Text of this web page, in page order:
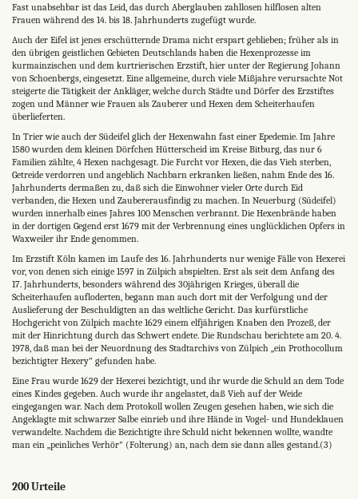
Fast unabsehbar ist das Leid, das durch Aberglauben zahllosen hilflosen alten
Frauen während des 14. bis 18. Jahrhunderts zugefügt wurde.
Auch der Eifel ist jenes erschütternde Drama nicht erspart geblieben; früher als in
den übrigen geistlichen Gebieten Deutschlands haben die Hexenprozesse im
kurmainzischen und dem kurtrierischen Erzstift, hier unter der Regierung Johann
von Schoenbergs, eingesetzt. Eine allgemeine, durch viele Mißjahre verursachte Not
steigerte die Tätigkeit der Ankläger, welche durch Städte und Dörfer des Erzstiftes
zogen und Männer wie Frauen als Zauberer und Hexen dem Scheiterhaufen
überlieferten.
In Trier wie auch der Südeifel glich der Hexenwahn fast einer Epedemie. Im Jahre
1580 wurden dem kleinen Dörfchen Hütterscheid im Kreise Bitburg, das nur 6
Familien zählte, 4 Hexen nachgesagt. Die Furcht vor Hexen, die das Vieh sterben,
Getreide verdorren und angeblich Nachbarn erkranken ließen, nahm Ende des 16.
Jahrhunderts dermaßen zu, daß sich die Einwohner vieler Orte durch Eid
verbanden, die Hexen und Zaubererausfindig zu machen. In Neuerburg (Südeifel)
wurden innerhalb eines Jahres 100 Menschen verbrannt. Die Hexenbrände haben
in der dortigen Gegend erst 1679 mit der Verbrennung eines unglücklichen Opfers in
Waxweiler ihr Ende genommen.
Im Erzstift Köln kamen im Laufe des 16. Jahrhunderts nur wenige Fälle von Hexerei
vor, von denen sich einige 1597 in Zülpich abspielten. Erst als seit dem Anfang des
17. Jahrhunderts, besonders während des 30jährigen Krieges, überall die
Scheiterhaufen aufloderten, begann man auch dort mit der Verfolgung und der
Auslieferung der Beschuldigten an das weltliche Gericht. Das kurfürstliche
Hochgericht von Zülpich machte 1629 einem elfjährigen Knaben den Prozeß, der
mit der Hinrichtung durch das Schwert endete. Die Rundschau berichtete am 20. 4.
1978, daß man bei der Neuordnung des Stadtarchivs von Zülpich „ein Prothocollum
bezichtigter Hexery" gefunden habe.
Eine Frau wurde 1629 der Hexerei bezichtigt, und ihr wurde die Schuld an dem Tode
eines Kindes gegeben. Auch wurde ihr angelastet, daß Vieh auf der Weide
eingegangen war. Nach dem Protokoll wollen Zeugen gesehen haben, wie sich die
Angeklagte mit schwarzer Salbe einrieb und ihre Hände in Vogel- und Hundeklauen
verwandelte. Nachdem die Bezichtigte ihre Schuld nicht bekennen wollte, wandte
man ein „peinliches Verhör" (Folterung) an, nach dem sie dann alles gestand.(3)
200 Urteile